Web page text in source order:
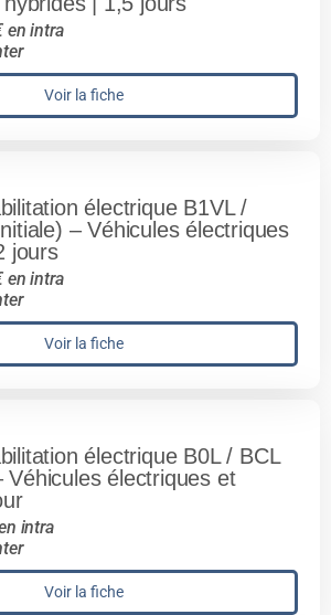
en intra
Voir la fiche
électrique B1VL /
– Véhicules électriques
jours
en intra
Voir la fiche
électrique B0L / BCL
Véhicules électriques et
intra
Voir la fiche